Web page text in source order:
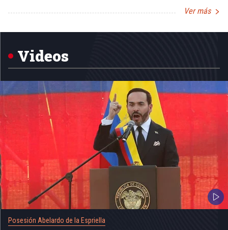
Ver más
1
Videos
Posesión Abelardo de la Espriella